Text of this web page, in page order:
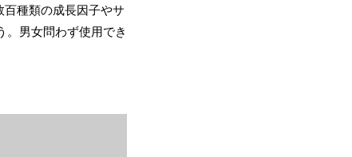
種類の成長因子やサ
男女問わず使用でき